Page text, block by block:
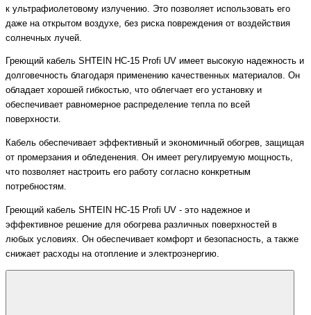
к ультрафиолетовому излучению. Это позволяет использовать его
даже на открытом воздухе, без риска повреждения от воздействия
солнечных лучей.
Греющий кабель SHTEIN HC-15 Profi UV имеет высокую надежность и
долговечность благодаря применению качественных материалов. Он
обладает хорошей гибкостью, что облегчает его установку и
обеспечивает равномерное распределение тепла по всей
поверхности.
Кабель обеспечивает эффективный и экономичный обогрев, защищая
от промерзания и обледенения. Он имеет регулируемую мощность,
что позволяет настроить его работу согласно конкретным
потребностям.
Греющий кабель SHTEIN HC-15 Profi UV - это надежное и
эффективное решение для обогрева различных поверхностей в
любых условиях. Он обеспечивает комфорт и безопасность, а также
снижает расходы на отопление и электроэнергию.